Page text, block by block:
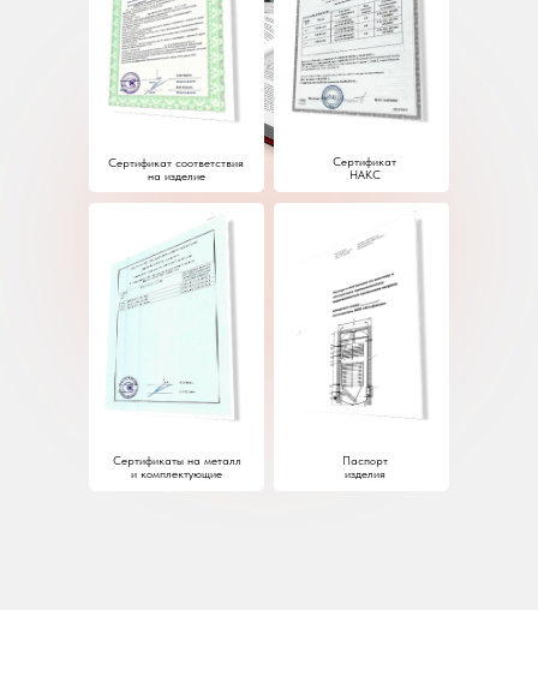
Паспорт
изделия
Сертификат
НАКС
Сертификат соответствия
на изделие
Сертификаты на металл
и комплектующие